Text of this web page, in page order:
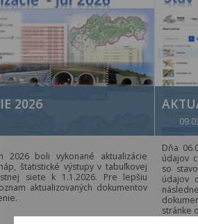
2026
2026 boli vykonané aktualizácie
štatistické výstupy v tabuľkovej
siete k 1.1.2026. Pre lepšiu
aktualizovaných dokumentov
Dňa
údajov
so
údajov
stránke